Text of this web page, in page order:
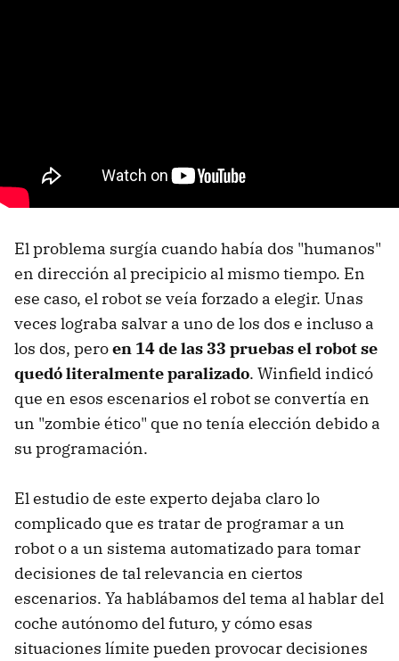
El problema surgía cuando había dos "humanos"
en dirección al precipicio al mismo tiempo. En
ese caso, el robot se veía forzado a elegir. Unas
veces lograba salvar a uno de los dos e incluso a
los dos, peroen 14 de las 33 pruebas el robot se
quedó literalmente paralizado. Winfield indicó
que en esos escenarios el robot se convertía en
un "zombie ético" que no tenía elección debido a
su programación.
El estudio de este experto dejaba claro lo
complicado que es tratar de programar a un
robot o a un sistema automatizado para tomar
decisiones de tal relevancia en ciertos
escenarios. Ya hablábamos del tema al hablar del
coche autónomo del futuro, y cómo esas
situaciones límite pueden provocar decisiones